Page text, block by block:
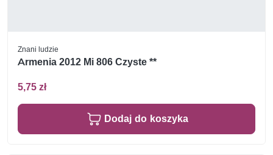
Znani ludzie
Armenia 2012 Mi 806 Czyste **
5,75 zł
Dodaj do koszyka